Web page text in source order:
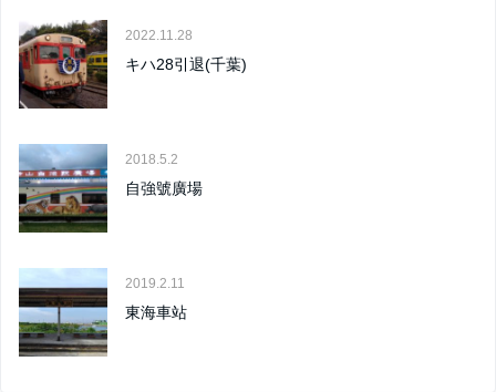
2022.11.28
キハ28引退(千葉)
2018.5.2
自強號廣場
2019.2.11
東海車站